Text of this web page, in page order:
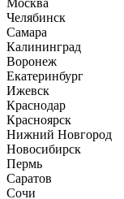
Москва
Челябинск
Самара
Калининград
Воронеж
Екатеринбург
Ижевск
Краснодар
Красноярск
Нижний Новгород
Новосибирск
Пермь
Саратов
Сочи